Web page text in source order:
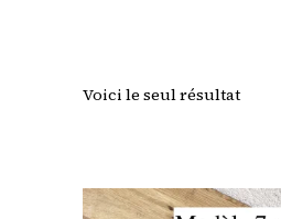
Voici le seul résultat